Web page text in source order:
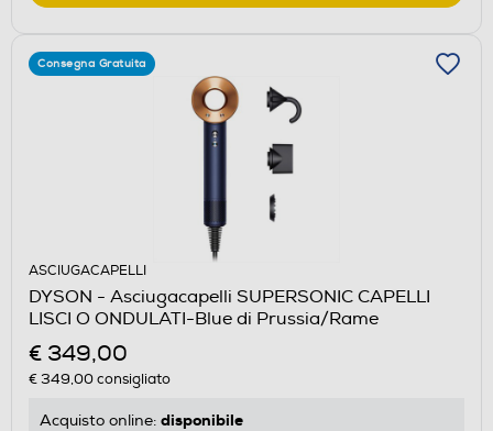
Consegna Gratuita
ASCIUGACAPELLI
DYSON - Asciugacapelli SUPERSONIC CAPELLI
LISCI O ONDULATI-Blue di Prussia/Rame
€ 349,00
€ 349,00consigliato
Acquisto online: disponibile